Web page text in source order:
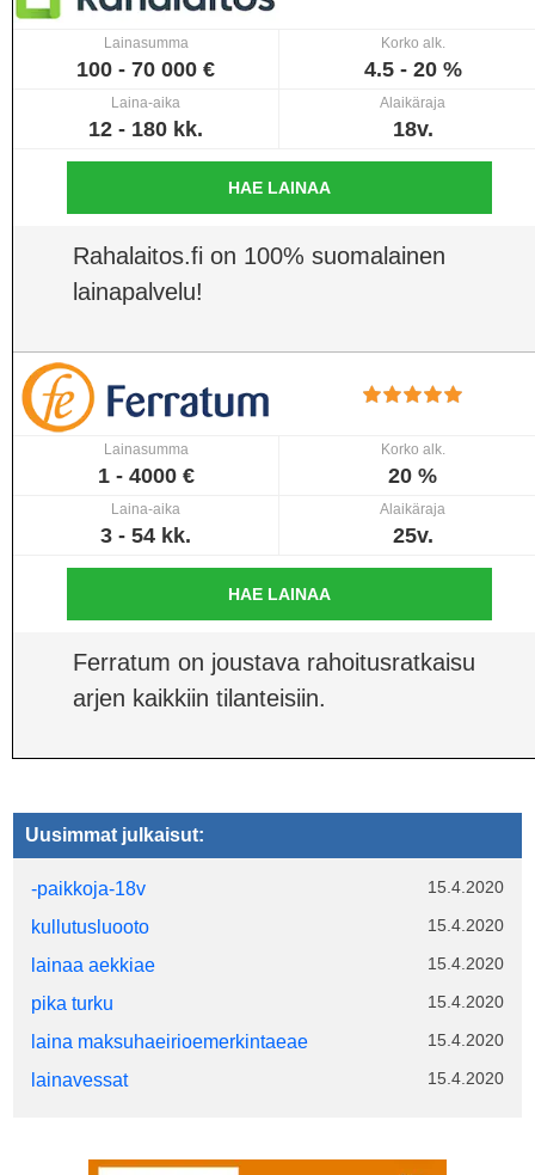
Lainasumma
100 - 70 000 €
Korko alk.
4.5 - 20 %
Laina-aika
12 - 180 kk.
Alaikäraja
18v.
HAE LAINAA
Rahalaitos.fi on 100% suomalainen
lainapalvelu!
Lainasumma
1 - 4000 €
Korko alk.
20 %
Laina-aika
3 - 54 kk.
Alaikäraja
25v.
HAE LAINAA
Ferratum on joustava rahoitusratkaisu
arjen kaikkiin tilanteisiin.
Uusimmat julkaisut:
-paikkoja-18v 15.4.2020
kullutusluooto 15.4.2020
lainaa aekkiae 15.4.2020
pika turku 15.4.2020
laina maksuhaeirioemerkintaeae 15.4.2020
lainavessat 15.4.2020